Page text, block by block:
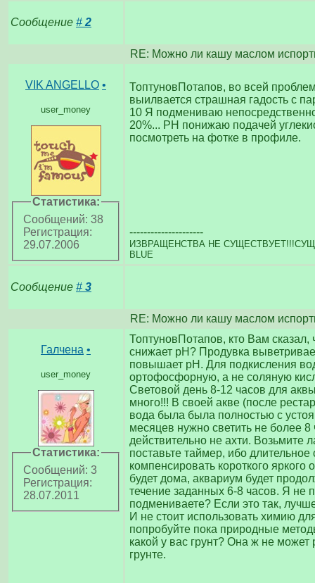
Сообщение # 2
RE: Можно ли кашу маслом
VIK ANGELLO •
user_money
Статистика:
Сообщений: 38
Регистрация:
29.07.2006
ТоптуновПотапов, во всей
выилвается страшная гадость с
10 Я подмениваю
20%... PH понижаю подачей
посмотреть на фотке в профиле.
---------------------
ИЗВРАЩЕНСТВА НЕ
BLUE
Сообщение # 3
RE: Можно ли кашу маслом
Галчена •
user_money
Статистика:
Сообщений: 3
Регистрация:
28.07.2011
ТоптуновПотапов, кто Вам
снижает рН? Продувка
повышает рН. Для подкисления
ортофосфорную, а не соляную
Световой день 8-12 часов для
много!!! В своей акве (после
вода была была полностью с
месяцев нужно светить не более
действительно не ахти. Возьмите
поставьте таймер, ибо
компенсировать короткого
будет дома, аквариум будет
течение заданных 6-8 часов. Я не
подмениваете? Если это так,
И не стоит использовать химию
попробуйте пока природные
какой у вас грунт? Она ж не
грунте.